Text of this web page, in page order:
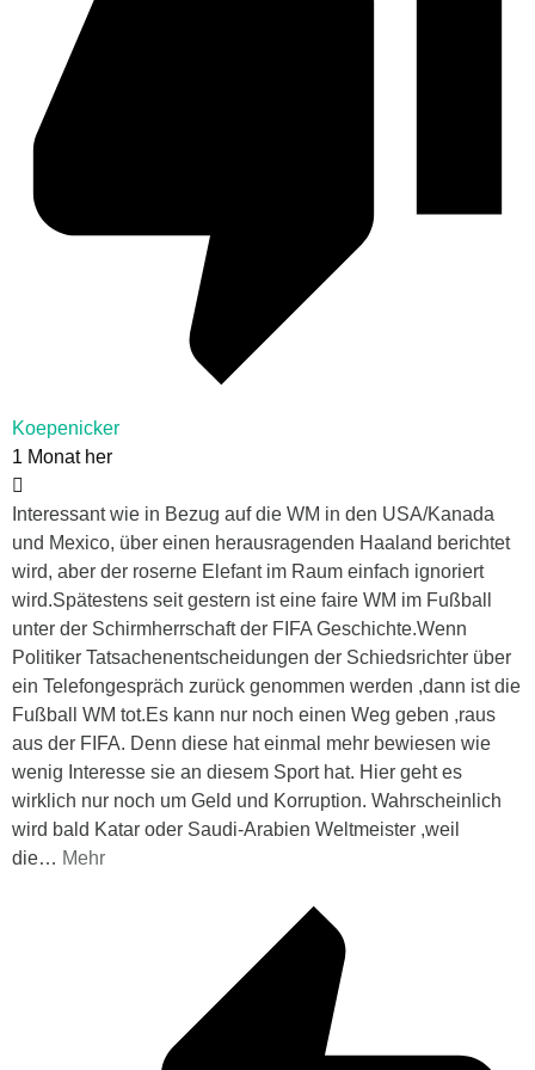
Koepenicker
1 Monat her
Interessant wie in Bezug auf die WM in den USA/Kanada
und Mexico, über einen herausragenden Haaland berichtet
wird, aber der roserne Elefant im Raum einfach ignoriert
wird.Spätestens seit gestern ist eine faire WM im Fußball
unter der Schirmherrschaft der FIFA Geschichte.Wenn
Politiker Tatsachenentscheidungen der Schiedsrichter über
ein Telefongespräch zurück genommen werden ,dann ist die
Fußball WM tot.Es kann nur noch einen Weg geben ,raus
aus der FIFA. Denn diese hat einmal mehr bewiesen wie
wenig Interesse sie an diesem Sport hat. Hier geht es
wirklich nur noch um Geld und Korruption. Wahrscheinlich
wird bald Katar oder Saudi-Arabien Weltmeister ,weil
die… Mehr